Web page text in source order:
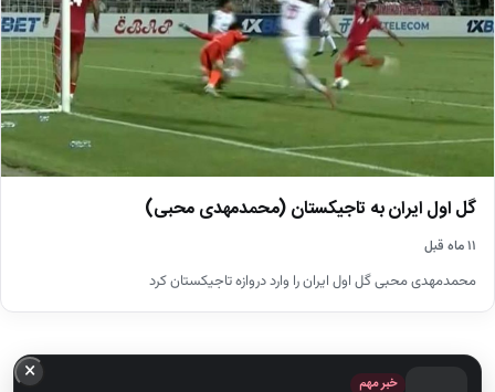
گل اول ایران به تاجیکستان (محمدمهدی محبی)
۱۱ ماه قبل
محمدمهدی محبی گل اول ایران را وارد دروازه تاجیکستان کرد
× خبر مهم